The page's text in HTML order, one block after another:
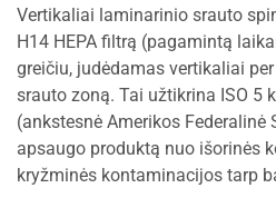
Vertikaliai laminarinio srauto
H14 HEPA filtrą (pagamintą
greičiu, judėdamas vertikaliai
srauto zoną. Tai užtikrina ISO 5
(ankstesnė Amerikos
apsaugo produktą nuo išorinės
kryžminės kontaminacijos tarp